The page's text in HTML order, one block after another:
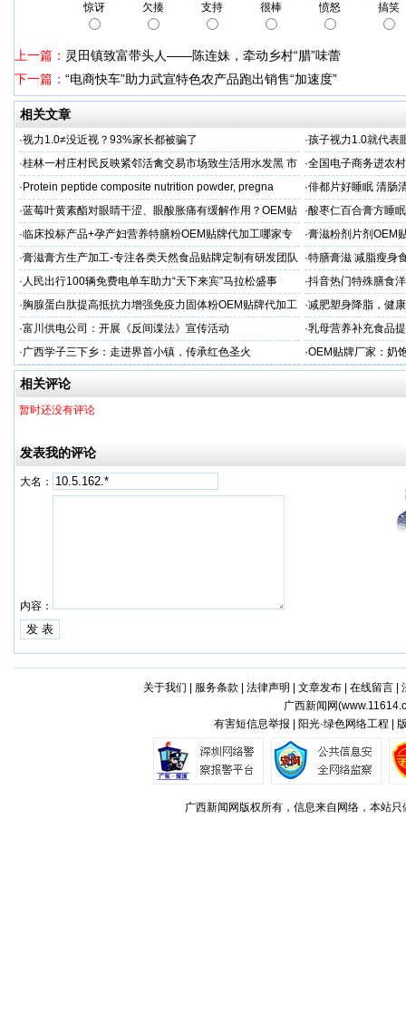
惊讶 欠揍 支持 很棒 愤怒 搞笑
上一篇： 灵田镇致富带头人——陈连妹，牵动乡村“腊”味蕾
下一篇： “电商快车”助力武宣特色农产品跑出销售“加速度”
相关文章
·视力1.0≠没近视？93%家长都被骗了 ·孩子视力1.0就代表
·桂林一村庄村民反映紧邻活禽交易市场致生活用水发黑 市
场称属“造谣”，联合调查组介入调查
·全国电子商务进农
利开班
· Protein peptide composite nutrition powder, pregna ·俳都片好睡眠 清肠
·蓝莓叶黄素酯对眼睛干涩、眼酸胀痛有缓解作用？OEM贴
牌代工
·酸枣仁百合膏方睡
厂
·临床投标产品+孕产妇营养特膳粉OEM贴牌代加工哪家专
业
·膏滋粉剂片剂OEM
·膏滋膏方生产加工-专注各类天然食品贴牌定制有研发团队
厂家
·特膳膏滋 减脂瘦身
务商
· 人民出行100辆免费电单车助力“天下来宾”马拉松盛事 ·抖音热门特殊膳食
牌加工
· 胸腺蛋白肽提高抵抗力增强免疫力固体粉OEM贴牌代加工
服务商
·减肥塑身降脂，健
服务商
·富川供电公司：开展《反间谍法》宣传活动 ·乳母营养补充食品
工
·广西学子三下乡：走进界首小镇，传承红色圣火 ·OEM贴牌厂家：奶
一步！
相关评论
暂时还没有评论
发表我的评论
大名：
内容：
关于我们 服务条款 法律声明 文章发布| 在线留言|
广西新闻网(
有害短信息举报 | 阳光·绿色网络工程 |
广西新闻网版权所有，信息来自网络，本站